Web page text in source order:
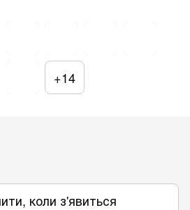
+14
коли з'явиться